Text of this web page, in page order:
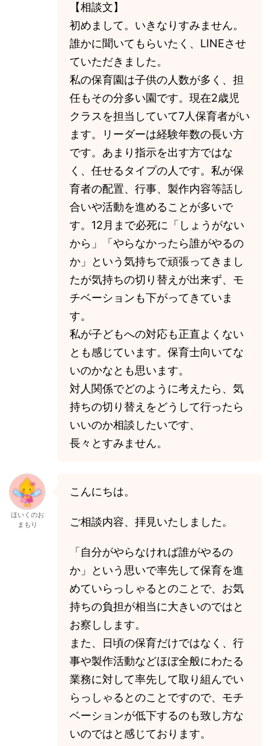
【相談文】
初めまして。いきなりすみません。
誰かに聞いてもらいたく、LINEさせ
ていただきました。
私の保育園は子供の人数が多く、担
任もその分多い園です。現在2歳児
クラスを担当していて7人保育者がい
ます。リーダーは経験年数の長い方
です。あまり指示を出す方ではな
く、任せるタイプの人です。私が保
育者の配置、行事、製作内容等話し
合いや活動を進めることが多いで
す。12月まで必死に「しょうがない
から」「やらなかったら誰がやるの
か」という気持ちで頑張ってきまし
たが気持ちの切り替えが出来ず、モ
チベーションも下がってきていま
す。
私が子どもへの対応も正直よくない
とも感じています。保育士向いてな
いのかなとも思います。
対人関係でどのように考えたら、気
持ちの切り替えをどうして行ったら
いいのか相談したいです、
長々とすみません。
ほいくのお
まもり
こんにちは。
ご相談内容、拝見いたしました。
「自分がやらなければ誰がやるの
か」という思いで率先して保育を進
めていらっしゃるとのことで、お気
持ちの負担が相当に大きいのではと
お察しします。
また、日頃の保育だけではなく、行
事や製作活動などほぼ全般にわたる
業務に対して率先して取り組んでい
らっしゃるとのことですので、モチ
ベーションが低下するのも致し方な
いのではと感じております。